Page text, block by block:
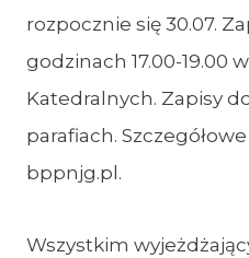
rozpocznie się 30.07.
godzinach 17.00-19.00
Katedralnych. Zapisy
parafiach.
bppnjg.pl.
Wszystkim